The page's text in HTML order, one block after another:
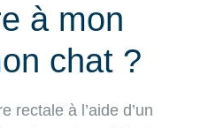
à mon
chat ?
rectale à l’aide d’un